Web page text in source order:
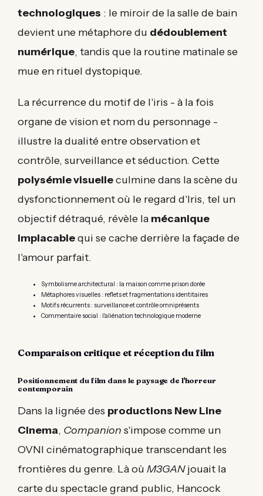
technologiques : le miroir de la salle de bain
devient une métaphore du dédoublement
numérique, tandis que la routine matinale se
mue en rituel dystopique.
La récurrence du motif de l'iris - à la fois
organe de vision et nom du personnage -
illustre la dualité entre observation et
contrôle, surveillance et séduction. Cette
polysémie visuelleculmine dans la scène du
dysfonctionnement où le regard d'Iris, tel un
objectif détraqué, révèle la mécanique
implacablequi se cache derrière la façade de
l'amour parfait.
Symbolisme architectural : la maison comme prison dorée
Métaphores visuelles : reflets et fragmentations identitaires
Motifs récurrents : surveillance et contrôle omniprésents
Commentaire social : l'aliénation technologique moderne
Comparaison critique et réception du film
Positionnement du film dans le paysage de l'horreur
contemporain
Dans la lignée des productions New Line
Cinema, Companion s'impose comme un
OVNI cinématographique transcendant les
frontières du genre. Là où M3GANjouait la
carte du spectacle grand public, Hancock